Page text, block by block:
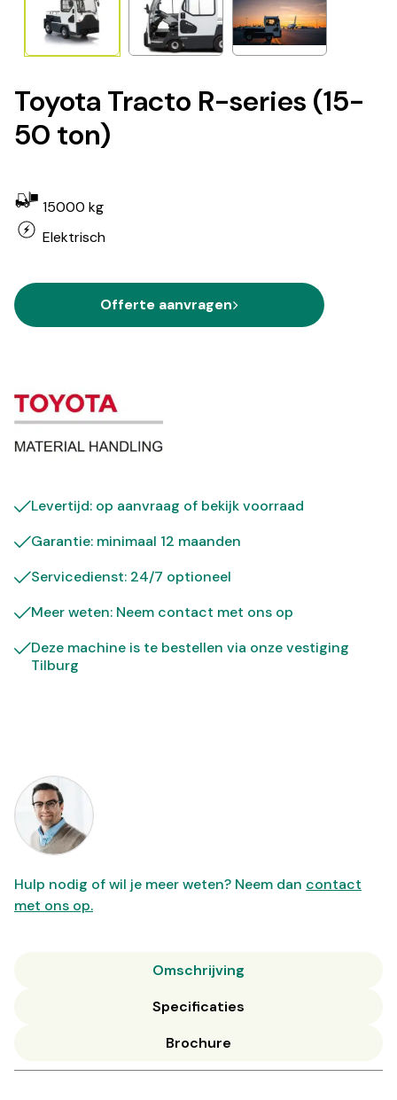
Toyota Tracto R-series (15-
50 ton)
15000 kg
Elektrisch
Offerte aanvragen
Levertijd: op aanvraag of bekijkvoorraad
Garantie: minimaal 12 maanden
Servicedienst: 24/7 optioneel
Meer weten: Neem contact met ons op
Deze machine is te bestellen via onze vestiging
Tilburg
Hulp nodig of wil je meer weten? Neem dan contact
met ons op.
Omschrijving
Specificaties
Brochure